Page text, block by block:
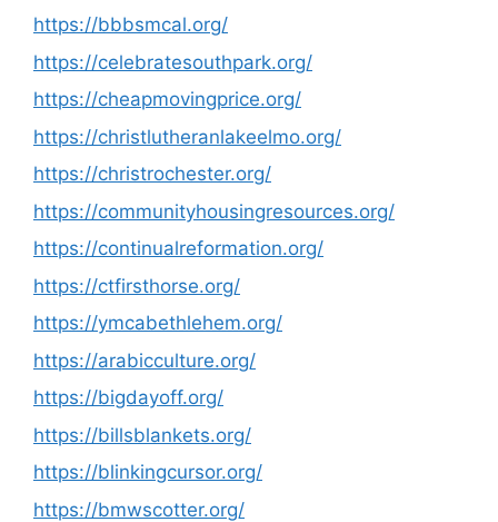
https://bbbsmcal.org/
https://celebratesouthpark.org/
https://cheapmovingprice.org/
https://christlutheranlakeelmo.org/
https://christrochester.org/
https://communityhousingresources.org/
https://continualreformation.org/
https://ctfirsthorse.org/
https://ymcabethlehem.org/
https://arabicculture.org/
https://bigdayoff.org/
https://billsblankets.org/
https://blinkingcursor.org/
https://bmwscotter.org/